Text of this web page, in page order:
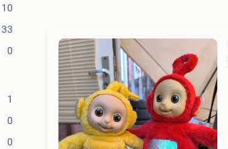
10
33
0
1
0
0